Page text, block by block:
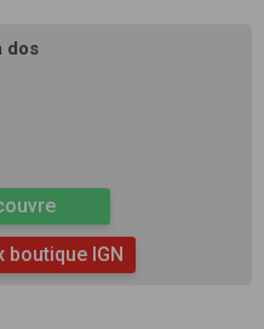
dos
boutique IGN